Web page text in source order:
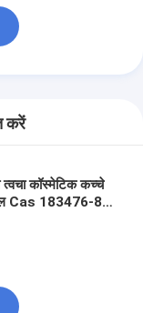
करें
त्वचा कॉस्मेटिक कच्चे
Cas 183476-82-